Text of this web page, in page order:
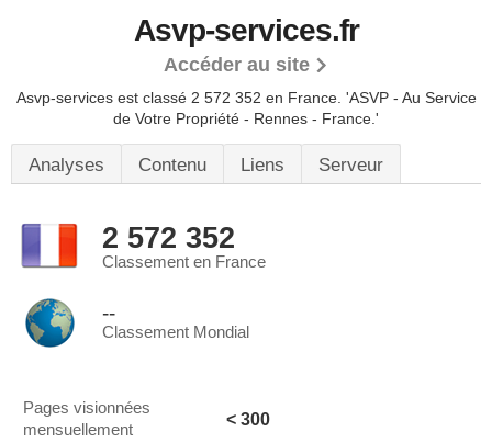
Asvp-services.fr
Accéder au site
Asvp-services est classé 2 572 352 en France. 'ASVP - Au Service
de Votre Propriété - Rennes - France.'
Analyses Contenu Liens Serveur
2 572 352
Classement en France
--
Classement Mondial
Pages visionnées
mensuellement
< 300